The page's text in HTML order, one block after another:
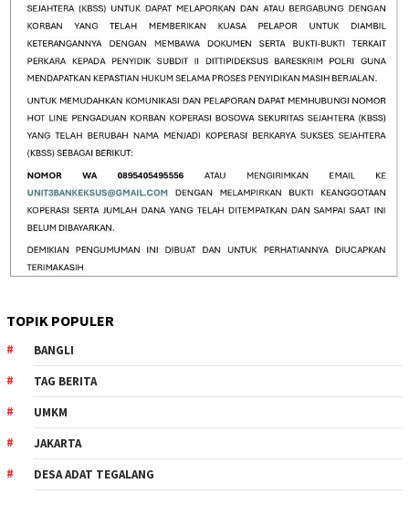
TOPIK POPULER
BANGLI
TAG BERITA
UMKM
JAKARTA
DESA ADAT TEGALANG